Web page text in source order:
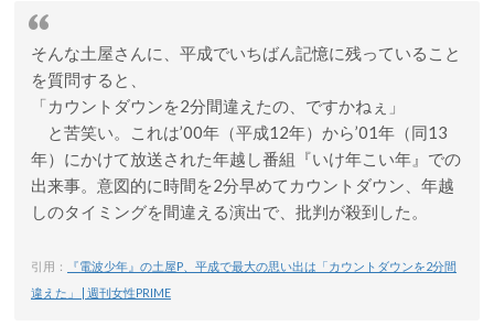
そんな土屋さんに、平成でいちばん記憶に残っていること
を質問すると、
「カウントダウンを2分間違えたの、ですかねぇ」
と苦笑い。これは’00年（平成12年）から’01年（同13
年）にかけて放送された年越し番組『いけ年こい年』での
出来事。意図的に時間を2分早めてカウントダウン、年越
しのタイミングを間違える演出で、批判が殺到した。
引用：
『電波少年』の土屋P、平成で最大の思い出は「カウントダウンを2分間
違えた」 | 週刊女性PRIME